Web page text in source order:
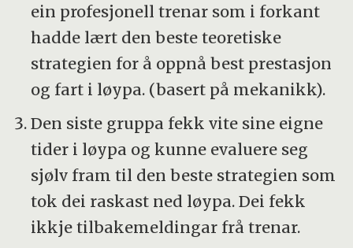
ein profesjonell trenar som i forkant
hadde lært den beste teoretiske
strategien for å oppnå best prestasjon
og fart i løypa. (basert på mekanikk).
Den siste gruppa fekk vite sine eigne
tider i løypa og kunne evaluere seg
sjølv fram til den beste strategien som
tok dei raskast ned løypa. Dei fekk
ikkje tilbakemeldingar frå trenar.